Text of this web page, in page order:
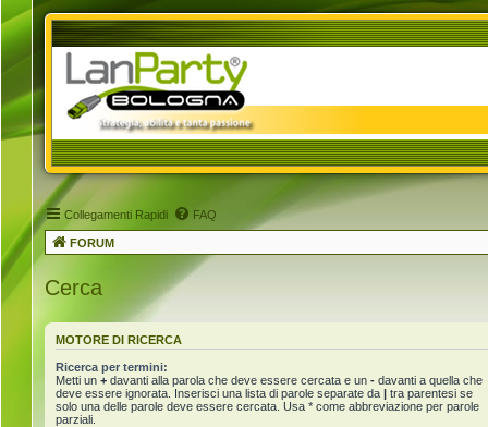
Collegamenti Rapidi FAQ
FORUM
Cerca
MOTORE DI RICERCA
Ricerca per termini:
Metti un + davanti alla parola che deve essere cercata e un - davanti a quella che
deve essere ignorata. Inserisci una lista di parole separate da | tra parentesi se
solo una delle parole deve essere cercata. Usa * come abbreviazione per parole
parziali.